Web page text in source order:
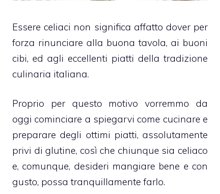
Essere celiaci non significa affatto dover per
forza rinunciare alla buona tavola, ai buoni
cibi, ed agli eccellenti piatti della tradizione
culinaria italiana.
Proprio per questo motivo vorremmo da
oggi cominciare a spiegarvi come cucinare e
preparare degli ottimi piatti, assolutamente
privi di glutine, così che chiunque sia celiaco
e, comunque, desideri mangiare bene e con
gusto, possa tranquillamente farlo.